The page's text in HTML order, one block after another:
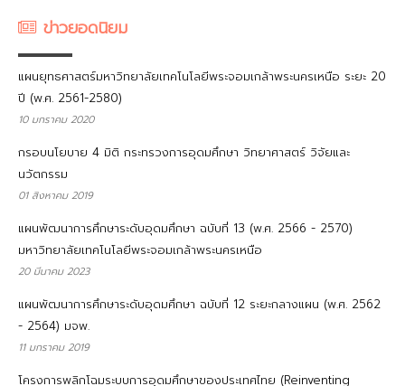
ข่าวยอดนิยม
แผนยุทธศาสตร์มหาวิทยาลัยเทคโนโลยีพระจอมเกล้าพระนครเหนือ ระยะ 20
ปี (พ.ศ. 2561-2580)
10 มกราคม 2020
กรอบนโยบาย 4 มิติ กระทรวงการอุดมศึกษา วิทยาศาสตร์ วิจัยและ
นวัตกรรม
01 สิงหาคม 2019
แผนพัฒนาการศึกษาระดับอุดมศึกษา ฉบับที่ 13 (พ.ศ. 2566 - 2570)
มหาวิทยาลัยเทคโนโลยีพระจอมเกล้าพระนครเหนือ
20 มีนาคม 2023
แผนพัฒนาการศึกษาระดับอุดมศึกษา ฉบับที่ 12 ระยะกลางแผน (พ.ศ. 2562
- 2564) มจพ.
11 มกราคม 2019
โครงการพลิกโฉมระบบการอุดมศึกษาของประเทศไทย (Reinventing